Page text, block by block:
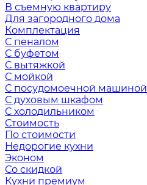
В съемную квартиру
Для загородного дома
Комплектация
С пеналом
С буфетом
С вытяжкой
С мойкой
С посудомоечной машиной
С духовым шкафом
С холодильником
Стоимость
По стоимости
Недорогие кухни
Эконом
Со скидкой
Кухни премиум